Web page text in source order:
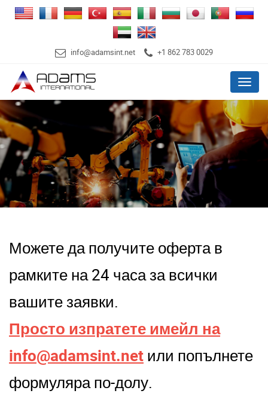
info@adamsint.net +1 862 783 0029
Menu
Можете да получите оферта в
рамките на 24 часа за всички
вашите заявки.
Просто изпратете имейл на
info@adamsint.net или попълнете
формуляра по-долу.